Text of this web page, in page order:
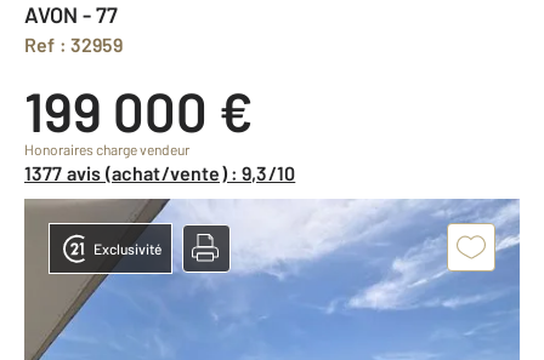
AVON - 77
Ref : 32959
199 000 €
Honoraires charge vendeur
1377 avis (achat/vente) : 9,3/10
Exclusivité